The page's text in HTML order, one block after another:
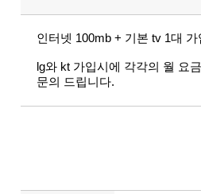
인터넷 100mb + 기본 tv 1대
lg와 kt 가입시에 각각의 월 요
문의 드립니다.